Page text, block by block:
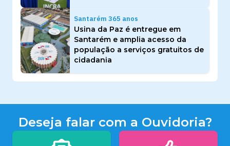
Santarém 365 anos
Usina da Paz é entregue em
Santarém e amplia acesso da
população a serviços gratuitos de
cidadania
Deseja falar com a Ouvidoria?